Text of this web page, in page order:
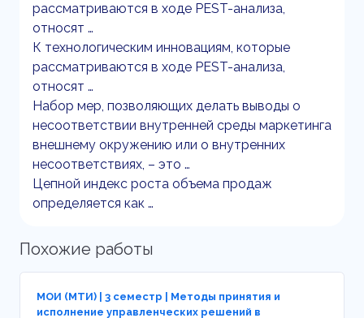
рассматриваются в ходе PEST-анализа,
относят …
К технологическим инновациям, которые
рассматриваются в ходе PEST-анализа,
относят …
Набор мер, позволяющих делать выводы о
несоответствии внутренней среды маркетинга
внешнему окружению или о внутренних
несоответствиях, – это …
Цепной индекс роста объема продаж
определяется как …
Похожие работы
МОИ (МТИ) | 3 семестр | Методы принятия и
исполнение управленческих решений в